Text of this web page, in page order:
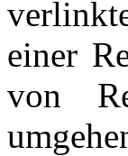
einer
von